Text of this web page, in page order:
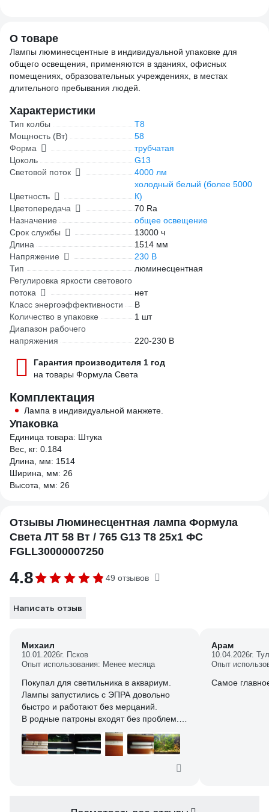
О товаре
Лампы люминесцентные в индивидуальной упаковке для
общего освещения, применяются в зданиях, офисных
помещениях, образовательных учреждениях, в местах
длительного пребывания людей.
Характеристики
Тип колбы
T8
Мощность (Вт)
58
Форма
трубчатая
Цоколь
G13
Световой поток
4000 лм
Цветность
холодный белый (более 5000
К)
Цветопередача
70 Ra
Назначение
общее освещение
Срок службы
13000 ч
Длина
1514 мм
Напряжение
230 В
Тип
люминесцентная
Регулировка яркости светового
потока
нет
Класс энергоэффективности
B
Количество в упаковке
1 шт
Диапазон рабочего
напряжения
220-230 В
Гарантия производителя 1 год
на товары Формула Света
Комплектация
Лампа в индивидуальной манжете.
Упаковка
Единица товара: Штука
Вес, кг: 0.184
Длина, мм: 1514
Ширина, мм: 26
Высота, мм: 26
Отзывы Люминесцентная лампа Формула
Света ЛТ 58 Вт / 765 G13 T8 25x1 ФС
FGLL30000007250
4.8 49 отзывов
Написать отзыв
Михаил
10.01.2026г. Псков
Опыт использования: Менее месяца
Покупал для светильника в аквариум.
Лампы запустились с ЭПРА довольно
быстро и работают без мерцаний.
В родные патроны входят без проблем.
Цвет и световой поток устраивает.
Дальше посмотрим сколько прослужат.
Думаю на пару лет должно хватить.
Арам
10.04.2026г.
Опыт
Самое